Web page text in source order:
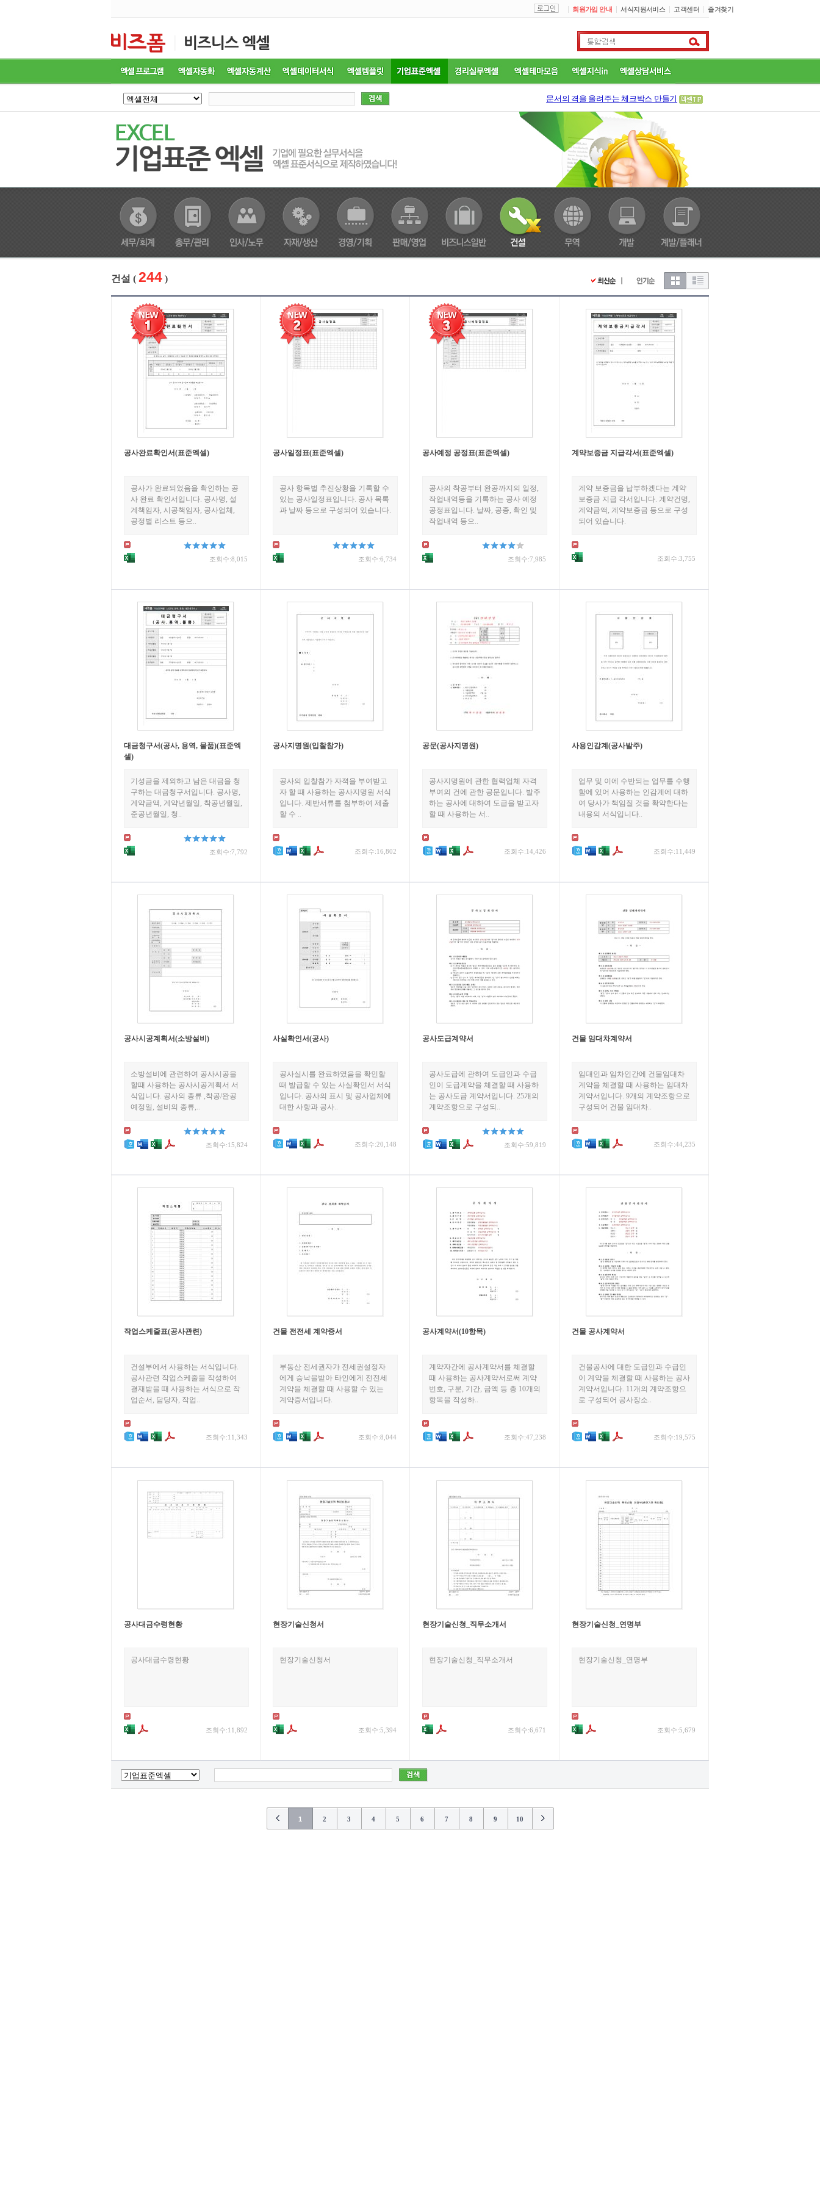
회원가입 안내 서식지원서비스 고객센터 즐겨찾기
문서의 격을 올려주는 체크박스 만들기
건설 ( 244 )
공사완료확인서(표준엑셀)
공사가 완료되었음을 확인하는 공
사 완료 확인서입니다. 공사명, 설
계책임자, 시공책임자, 공사업체,
공정별 리스트 등으..
조회수:8,015
공사일정표(표준엑셀)
공사 항목별 추진상황을 기록할 수
있는 공사일정표입니다. 공사 목록
과 날짜 등으로 구성되어 있습니다.
조회수:6,734
공사예정 공정표(표준엑셀)
공사의 착공부터 완공까지의 일정,
작업내역등을 기록하는 공사 예정
공정표입니다. 날짜, 공종, 확인 및
작업내역 등으..
조회수:7,985
계약보증금 지급각서(표준엑셀)
계약 보증금을 납부하겠다는 계약
보증금 지급 각서입니다. 계약건명,
계약금액, 계약보증금 등으로 구성
되어 있습니다.
조회수:3,755
대금청구서(공사, 용역, 물품)(표준엑
셀)
기성금을 제외하고 남은 대금을 청
구하는 대금청구서입니다. 공사명,
계약금액, 계약년월일, 착공년월일,
준공년월일, 청..
조회수:7,792
공사지명원(입찰참가)
공사의 입찰참가 자젹을 부여받고
자 할 때 사용하는 공사지명원 서식
입니다. 제반서류를 첨부하여 제출
할 수 ..
조회수:16,802
공문(공사지명원)
공사지명원에 관한 협력업체 자격
부여의 건에 관한 공문입니다. 발주
하는 공사에 대하여 도급을 받고자
할 때 사용하는 서..
조회수:14,426
사용인감계(공사발주)
업무 및 이에 수반되는 업무를 수행
함에 있어 사용하는 인감계에 대하
여 당사가 책임질 것을 확약한다는
내용의 서식입니다..
조회수:11,449
공사시공계획서(소방설비)
소방설비에 관련하여 공사시공을
할때 사용하는 공사시공계획서 서
식입니다. 공사의 종류 ,착공/완공
예정일, 설비의 종류,..
조회수:15,824
사실확인서(공사)
공사실시를 완료하였음을 확인할
때 발급할 수 있는 사실확인서 서식
입니다. 공사의 표시 및 공사업체에
대한 사항과 공사..
조회수:20,148
공사도급계약서
공사도급에 관하여 도급인과 수급
인이 도급계약을 체결할 때 사용하
는 공사도금 계약서입니다. 25개의
계약조항으로 구성되..
조회수:59,819
건물 임대차계약서
임대인과 임차인간에 건물임대차
계약을 체결할 때 사용하는 임대차
계약서입니다. 9개의 계약조항으로
구성되어 건물 임대차..
조회수:44,235
작업스케줄표(공사관련)
건설부에서 사용하는 서식입니다.
공사관련 작업스케줄을 작성하여
결재받을 때 사용하는 서식으로 작
업순서, 담당자, 작업..
조회수:11,343
건물 전전세 계약증서
부동산 전세권자가 전세권설정자
에게 승낙을받아 타인에게 전전세
계약을 체결할 때 사용할 수 있는
계약증서입니다.
조회수:8,044
공사계약서(10항목)
계약자간에 공사계약서를 체결할
때 사용하는 공사계약서로써 계약
번호, 구분, 기간, 금액 등 총 10개의
항목을 작성하..
조회수:47,238
건물 공사계약서
건물공사에 대한 도급인과 수급인
이 계약을 체결할 때 사용하는 공사
계약서입니다. 11개의 계약조항으
로 구성되어 공사장소..
조회수:19,575
공사대금수령현황
공사대금수령현황
조회수:11,892
현장기술신청서
현장기술신청서
조회수:5,394
현장기술신청_직무소개서
현장기술신청_직무소개서
조회수:6,671
현장기술신청_연명부
현장기술신청_연명부
조회수:5,679
1 2 3 4 5 6 7 8 9 10